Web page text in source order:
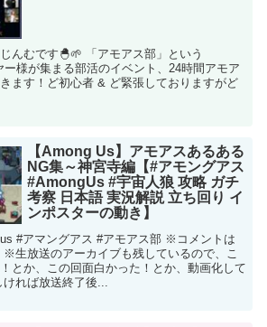
んむです🐣🌱 「アモアス部」という
様が集まる部活のイベント、24時間アモア
ます！ど初心者 & ど緊張しておりますがど
【Among Us】アモアスあるある
NG集～神宮寺編【#アモングアス
#AmongUs #宇宙人狼 攻略 ガチ
考察 日本語 実況解説 立ち回り イ
ンポスターの動き】
#アマングアス #アモアス部 ※コメントは
生放送のアーカイブも残しているので、こ
とか、この回面白かった！とか、動画化して
れば放送終了後...